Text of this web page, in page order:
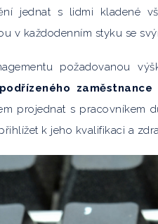
jednat s lidmi kladené
v každodenním styku se
požadovanou
projednat s
k jeho kvalifikaci a